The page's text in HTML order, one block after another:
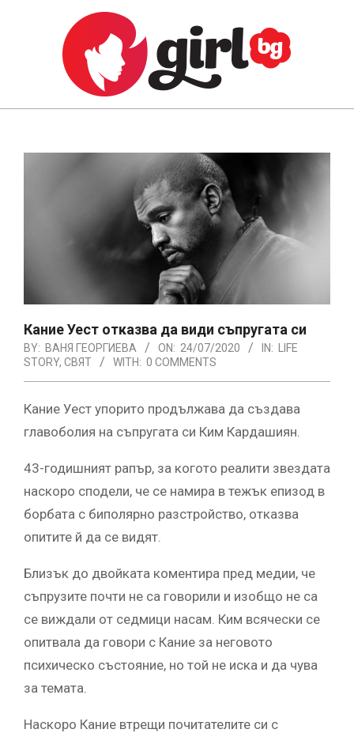
GIRL.BG
Navigation
Кание Уест отказва да види съпругата си
BY: ВАНЯ ГЕОРГИЕВА ON: 24/07/2020 IN: LIFE
STORY, СВЯТ WITH: 0 COMMENTS
Кание Уест упорито продължава да създава
главоболия на съпругата си Ким Кардашиян.
43-годишният рапър, за когото реалити звездата
наскоро сподели, че се намира в тежък епизод в
борбата с биполярно разстройство, отказва
опитите й да се видят.
Близък до двойката коментира пред медии, че
съпрузите почти не са говорили и изобщо не са
се виждали от седмици насам. Ким всячески се
опитвала да говори с Кание за неговото
психическо състояние, но той не иска и да чува
за темата.
Наскоро Кание втрещи почитателите си с